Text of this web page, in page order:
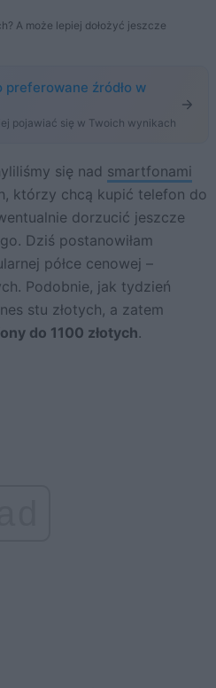
A może lepiej dołożyć jeszcze
preferowane źródło w
pojawiać się w Twoich wynikach
się nad smartfonami
którzy chcą kupić telefon do
dorzucić jeszcze
Dziś postanowiłam
półce cenowej –
Podobnie, jak tydzień
stu złotych, a zatem
do 1100 złotych.